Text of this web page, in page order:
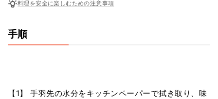
料理を安全に楽しむための注意事項
手順
【1】 手羽先の水分をキッチンペーパーで拭き取り、味